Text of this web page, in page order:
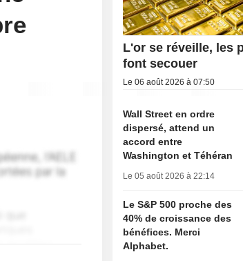
L'or se réveille, les
font secouer
Le 06 août 2026 à 07:50
Wall Street en ordre
dispersé, attend un
accord entre
Washington et Téhéran
Le 05 août 2026 à 22:14
Le S&P 500 proche des
40% de croissance des
bénéfices. Merci
Alphabet.